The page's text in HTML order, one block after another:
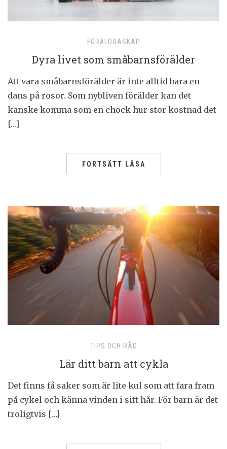
FÖRÄLDRASKAP
Dyra livet som småbarnsförälder
Att vara småbarnsförälder är inte alltid bara en
dans på rosor. Som nybliven förälder kan det
kanske komma som en chock hur stor kostnad det
[…]
FORTSÄTT LÄSA
TIPS OCH RÅD
Lär ditt barn att cykla
Det finns få saker som är lite kul som att fara fram
på cykel och känna vinden i sitt hår. För barn är det
troligtvis […]